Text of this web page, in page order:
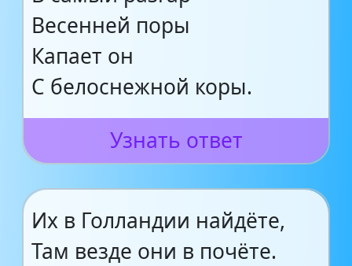
Весенней поры
Капает он
С белоснежной коры.
Узнать ответ
Их в Голландии найдёте,
Там везде они в почёте.